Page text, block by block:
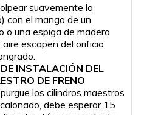
suavemente la
con el mango de un
o una espiga de madera
escapen del orificio
INSTALACIÓN DEL
DE FRENO
los cilindros maestros
debe esperar 15